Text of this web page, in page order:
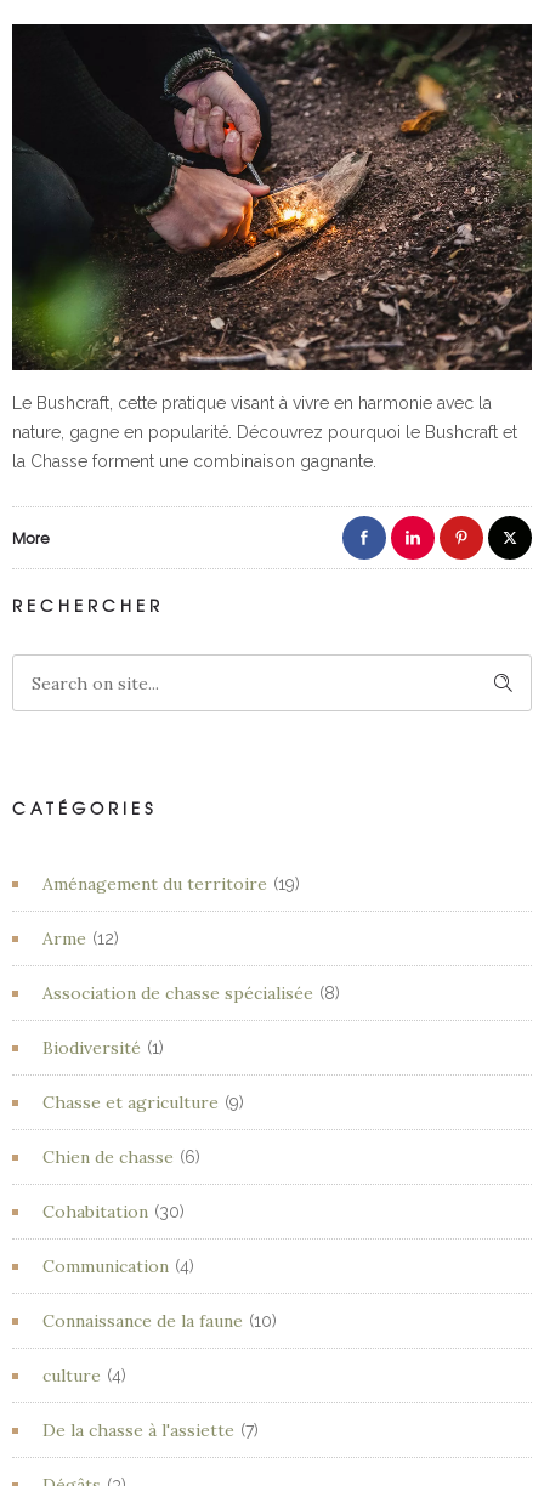
Le Bushcraft, cette pratique visant à vivre en harmonie avec la
nature, gagne en popularité. Découvrez pourquoi le Bushcraft et
la Chasse forment une combinaison gagnante.
More
RECHERCHER
CATÉGORIES
Aménagement du territoire (19)
Arme (12)
Association de chasse spécialisée (8)
Biodiversité (1)
Chasse et agriculture (9)
Chien de chasse (6)
Cohabitation (30)
Communication (4)
Connaissance de la faune (10)
culture (4)
De la chasse à l'assiette (7)